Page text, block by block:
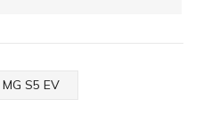
MG S5 EV